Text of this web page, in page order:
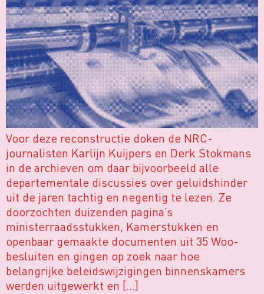
Voor deze reconstructie doken de NRC-
journalisten Karlijn Kuijpers en Derk Stokmans
in de archieven om daar bijvoorbeeld alle
departementale discussies over geluidshinder
uit de jaren tachtig en negentig te lezen. Ze
doorzochten duizenden pagina’s
ministerraadsstukken, Kamerstukken en
openbaar gemaakte documenten uit 35 Woo-
besluiten en gingen op zoek naar hoe
belangrijke beleidswijzigingen binnenskamers
werden uitgewerkt en […]